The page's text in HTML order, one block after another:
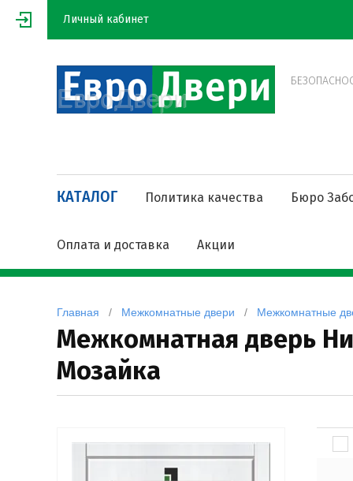
Личный кабинет
КАТАЛОГ Политика качества Бюро
Оплата и доставка Акции
Главная
   /
Межкомнатные двери
   /
Межкомнатные
Межкомнатная дверь
Мозайка